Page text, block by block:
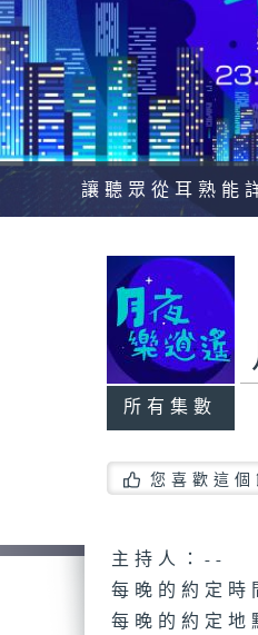
讓聽眾從耳熟能
所有集數
您喜歡這
主持人：--
每晚的約定時
每晚的約定地